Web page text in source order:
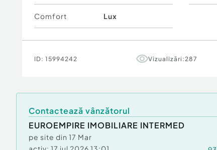
Comfort Lux
ID: 15994242 Vizualizări: 287
Contactează vânzătorul
EUROEMPIRE IMOBILIARE INTERMED
pe site din 17 Mar